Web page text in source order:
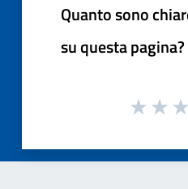
Quanto sono
su questa pagina?